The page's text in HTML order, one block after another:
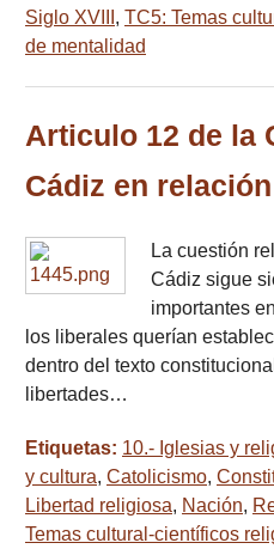
Siglo XVIII , TC5: Temas
de mentalidad
Articulo 12 de la
Cádiz en
La cuestión
Cádiz sigue
importantes
los liberales querían
dentro del texto
libertades…
Etiquetas: 10.- Iglesias y
y cultura, Catolicismo,
Libertad religiosa, Nación,
Temas cultural-científicos